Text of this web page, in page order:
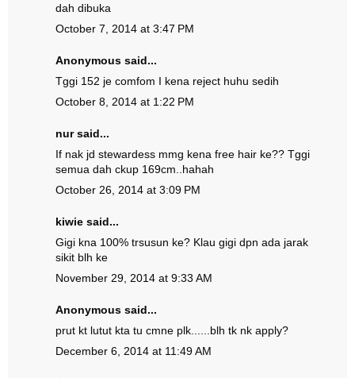
dah dibuka
October 7, 2014 at 3:47 PM
Anonymous said...
Tggi 152 je comfom I kena reject huhu sedih
October 8, 2014 at 1:22 PM
nur said...
If nak jd stewardess mmg kena free hair ke?? Tggi
semua dah ckup 169cm..hahah
October 26, 2014 at 3:09 PM
kiwie said...
Gigi kna 100% trsusun ke? Klau gigi dpn ada jarak
sikit blh ke
November 29, 2014 at 9:33 AM
Anonymous said...
prut kt lutut kta tu cmne plk......blh tk nk apply?
December 6, 2014 at 11:49 AM